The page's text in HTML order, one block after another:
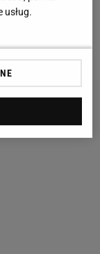
mylnego.
awans
usług.